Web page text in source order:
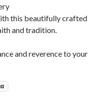
this beautifully crafted
and tradition.
and reverence to your